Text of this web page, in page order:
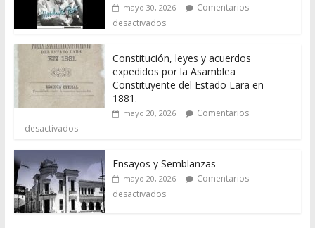
mayo 30, 2026
Comentarios
desactivados
Constitución, leyes y acuerdos
expedidos por la Asamblea
Constituyente del Estado Lara en
1881.
mayo 20, 2026
Comentarios
desactivados
Ensayos y Semblanzas
mayo 20, 2026
Comentarios
desactivados